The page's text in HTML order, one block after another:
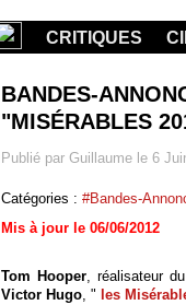
CRITIQUES
BANDES-
"MISÉRABLES
Publié par Guillaume le 6
Catégories : #Bandes-
Mis à jour le 06/06/2012
Tom Hooper , réalisateur
Victor Hugo , " les